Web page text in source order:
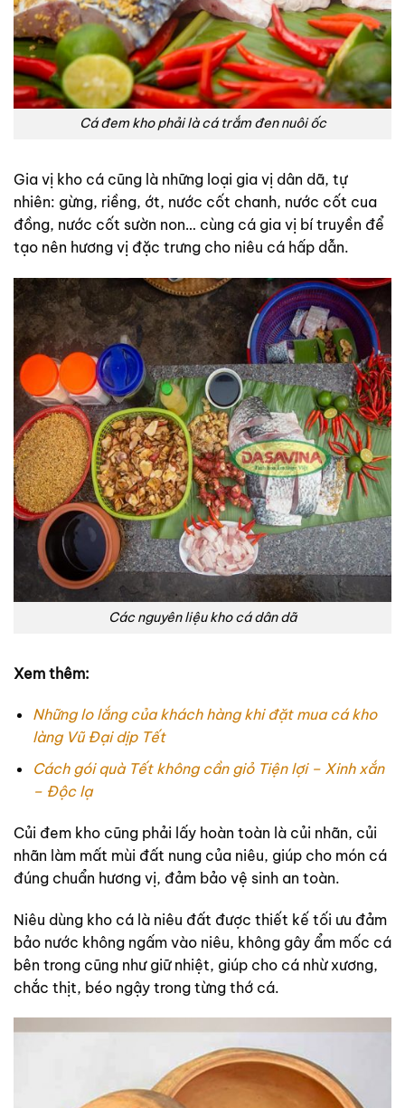
Cá đem kho phải là cá trắm đen nuôi ốc
Gia vị kho cá cũng là những loại gia vị dân dã, tự
nhiên: gừng, riềng, ớt, nước cốt chanh, nước cốt cua
đồng, nước cốt sườn non… cùng cá gia vị bí truyền để
tạo nên hương vị đặc trưng cho niêu cá hấp dẫn.
Các nguyên liệu kho cá dân dã
Xem thêm:
Những lo lắng của khách hàng khi đặt mua cá kho
làng Vũ Đại dịp Tết
Cách gói quà Tết không cần giỏ Tiện lợi – Xinh xắn
– Độc lạ
Củi đem kho cũng phải lấy hoàn toàn là củi nhãn, củi
nhãn làm mất mùi đất nung của niêu, giúp cho món cá
đúng chuẩn hương vị, đảm bảo vệ sinh an toàn.
Niêu dùng kho cá là niêu đất được thiết kế tối ưu đảm
bảo nước không ngấm vào niêu, không gây ẩm mốc cá
bên trong cũng như giữ nhiệt, giúp cho cá nhừ xương,
chắc thịt, béo ngậy trong từng thớ cá.